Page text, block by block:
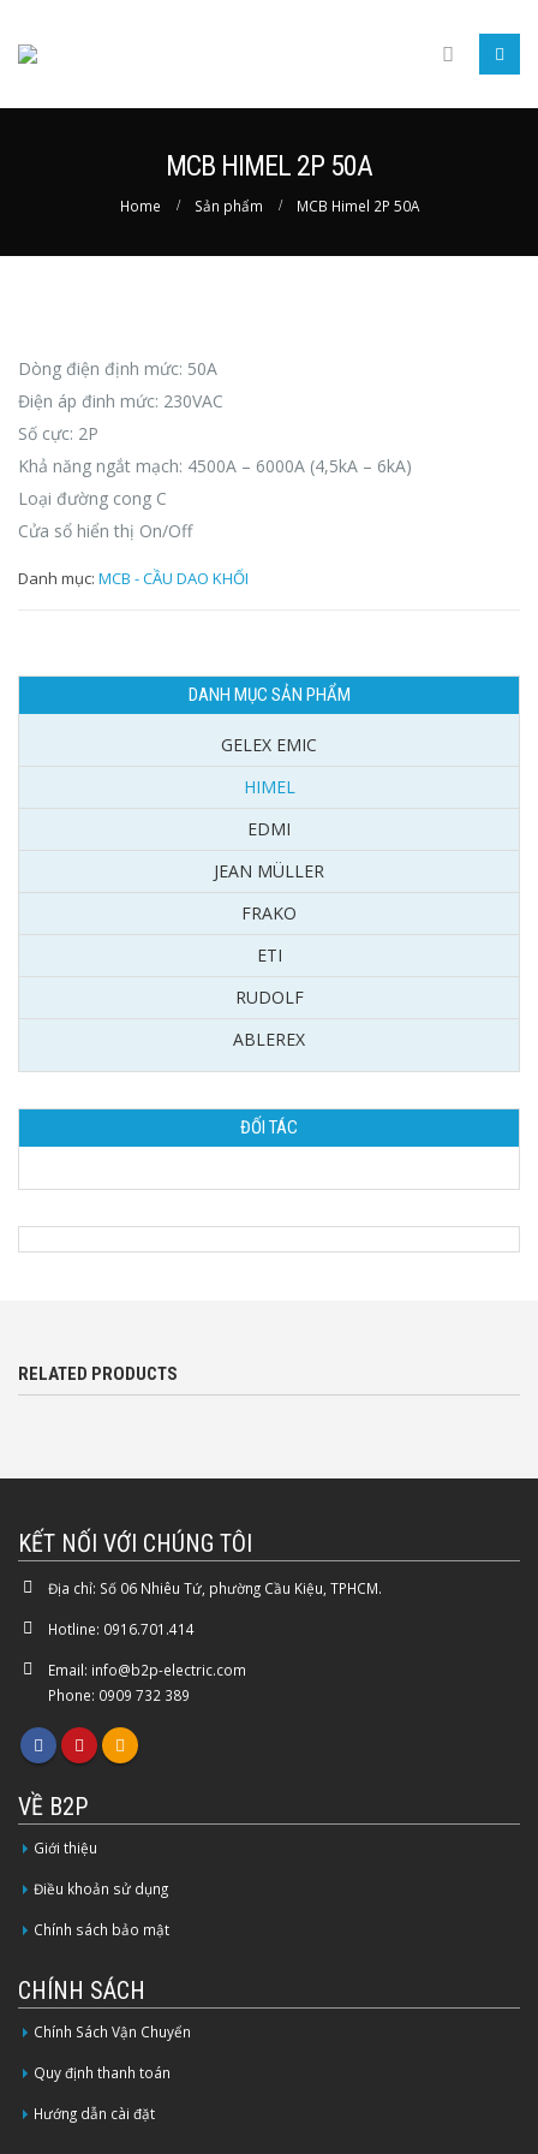
MCB HIMEL 2P 50A
Home Sản phẩm MCB Himel 2P 50A
Dòng điện định mức: 50A
Điện áp đinh mức: 230VAC
Số cực: 2P
Khả năng ngắt mạch: 4500A – 6000A (4,5kA – 6kA)
Loại đường cong C
Cửa sổ hiển thị On/Off
Danh mục: MCB - CẦU DAO KHỐI
DANH MỤC SẢN PHẨM
GELEX EMIC
HIMEL
EDMI
JEAN MÜLLER
FRAKO
ETI
RUDOLF
ABLEREX
ĐỐI TÁC
RELATED PRODUCTS
KẾT NỐI VỚI CHÚNG TÔI
Địa chỉ: Số 06 Nhiêu Tứ, phường Cầu Kiệu, TPHCM.
Hotline: 0916.701.414
Email: info@b2p-electric.com
Phone: 0909 732 389
VỀ B2P
Giới thiệu
Điều khoản sử dụng
Chính sách bảo mật
CHÍNH SÁCH
Chính Sách Vận Chuyển
Quy định thanh toán
Hướng dẫn cài đặt